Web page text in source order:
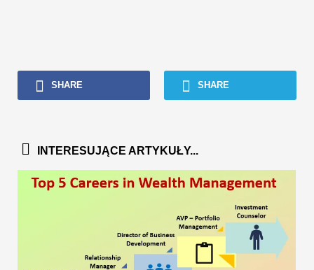
SHARE SHARE
INTERESUJĄCE ARTYKUŁY...